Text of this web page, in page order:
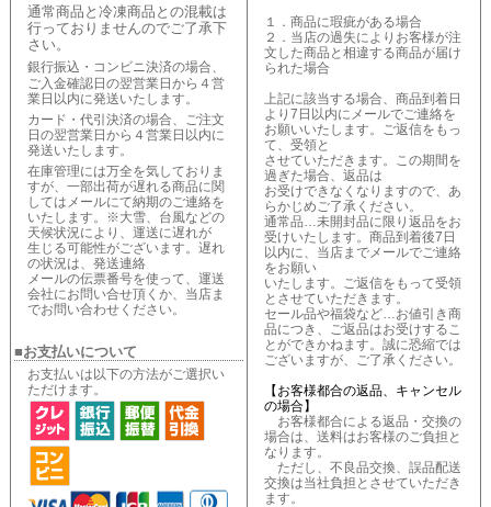
通常商品と冷凍商品との混載は
行っておりませんのでご了承下
さい。
銀行振込・コンビニ決済の場合、
ご入金確認日の翌営業日から４営
業日以内に発送いたします。
カード・代引決済の場合、ご注文
日の翌営業日から４営業日以内に
発送いたします。
在庫管理には万全を気しておりま
すが、一部出荷が遅れる商品に関
してはメールにて納期のご連絡を
いたします。※大雪、台風などの
天候状況により、運送に遅れが
生じる可能性がございます。遅れ
の状況は、発送連絡
メールの伝票番号を使って、運送
会社にお問い合せ頂くか、当店ま
でお問い合わせください。
■お支払いについて
お支払いは以下の方法がご選択い
ただけます。
１．商品に瑕疵がある場合
２．当店の過失によりお客様が注
文した商品と相違する商品が届け
られた場合
上記に該当する場合、商品到着日
より7日以内にメールでご連絡を
お願いいたします。ご返信をもっ
て、受領と
させていただきます。この期間を
過ぎた場合、返品は
お受けできなくなりますので、あ
らかじめご了承ください。
通常品…未開封品に限り返品をお
受けいたします。商品到着後7日
以内に、当店までメールでご連絡
をお願い
いたします。ご返信をもって受領
とさせていただきます。
セール品や福袋など…お値引き商
品につき、ご返品はお受けするこ
とができかねます。誠に恐縮では
ございますが、ご了承ください。
【お客様都合の返品、キャンセル
の場合】
お客様都合による返品・交換の
場合は、送料はお客様のご負担と
なります。
ただし、不良品交換、誤品配送
交換は当社負担とさせていただき
ます。